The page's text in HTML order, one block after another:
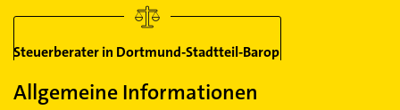
Steuerberater in Dortmund-Stadtteil-Barop
Allgemeine Informationen